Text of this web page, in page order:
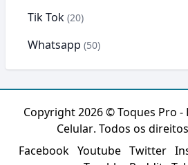
Tik Tok (20)
Whatsapp (50)
Copyright 2026 ©Toques Pro -
Celular. Todos os
Facebook Youtube Twitter